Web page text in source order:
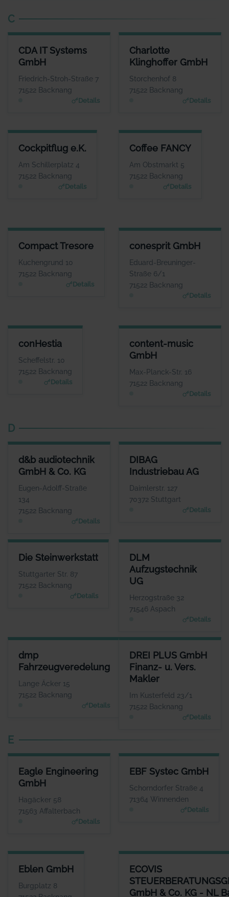
C
CDA IT Systems
GmbH
Friedrich-Stroh-Straße 7
71522 Backnang
Details
CDA IT SYSTEMS GMBH
ANSPRECHPARTNER
Herr Johannes Enge
WEBSITE
www.cda-it-system.de
Charlotte
Klinghoffer GmbH
Storchenhof 8
71522 Backnang
Details
CHARLOTTE KLINGHOFFER
Frau Charlotte
Cockpitflug e.K.
Am Schillerplatz 4
71522 Backnang
Details
COCKPITFLUG E.K.
ANSPRECHPARTNER
Herr Carsten Hansen
www.cockpitflug.de
Coffee FANCY
Am Obstmarkt 5
71522 Backnang
Details
COFFEE FANCY
Herr Daniel Mendes
www.coffee-fancy.de
Compact Tresore
Kuchengrund 10
71522 Backnang
Details
COMPACT TRESORE
ANSPRECHPARTNER
Frau Julia Teller
www.compact-tresore.
de
conesprit GmbH
Eduard-Breuninger-
Straße 6/1
71522 Backnang
Details
CONESPRIT GMBH
ANSPRECHPARTNER
Herr Roman
www.conesprit.de
conHestia
Scheffelstr. 10
71522 Backnang
Details
Herr Manfred
Wasserberg
www.conhestia.de
content-music
GmbH
Max-Planck-Str. 16
71522 Backnang
Details
CONTENT-MUSIC GMBH
ANSPRECHPARTNER
Herr Josh Kochhann
WEBSITE
www.content-music.de
D
d&b audiotechnik
GmbH & Co. KG
Eugen-Adolff-Straße
134
71522 Backnang
Details
D&B AUDIOTECHNIK GMBH & CO. KG
Herr Amnon Harman
WEBSITE
www.dbaudio.com
DIBAG
Industriebau AG
Daimlerstr. 127
70372 Stuttgart
Details
DIBAG INDUSTRIEBAU AG
ANSPRECHPARTNER
Herr Peter Vassholz
www.dibag.de
Die Steinwerkstatt
Stuttgarter Str. 87
71522 Backnang
Details
DIE STEINWERKSTATT
Herr Axel Groß
www.gross-steinwerkst
att.de
DLM
Aufzugstechnik
UG
Herzogstraße 32
71546 Aspach
Details
DLM AUFZUGSTECHNIK UG
ANSPRECHPARTNER
Herr Thorsten
www.dlm-aufzugstechnik.
dmp
Fahrzeugveredelung
Lange Äcker 15
71522 Backnang
Details
DMP FAHRZEUGVEREDELUNG
ANSPRECHPARTNER
Herr Dominic Pedersen
www.dmp-fahrzeugveredel
DREI PLUS GmbH
Finanz- u. Vers.
Makler
Im Kusterfeld 23/1
71522 Backnang
Details
DREI PLUS GMBH FINANZ- U.
Herr
E
Eagle Engineering
GmbH
Hagäcker 58
71563 Affalterbach
Details
EAGLE ENGINEERING GMBH
ANSPRECHPARTNER
www.Eagleengineering.de
EBF Systec GmbH
Schorndorfer Straße 4
71364 Winnenden
Details
EBF SYSTEC GMBH
ANSPRECHPARTNER
Herr Dieter Ebel
WEBSITE
Eblen GmbH
Burgplatz 8
EBLEN GMBH
Herr Holger Krauss
ECOVIS
GmbH & Co. KG - NL
ECOVIS